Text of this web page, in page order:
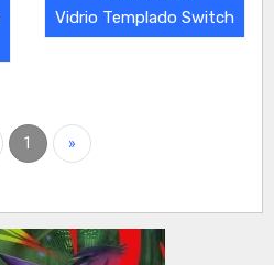
Vidrio Templado Switch
1 »